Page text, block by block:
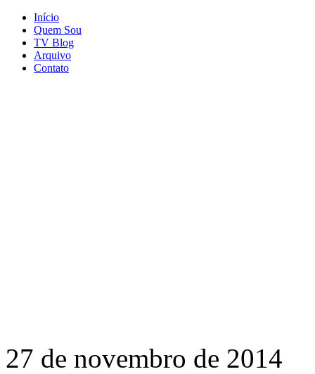
Início
Quem Sou
TV Blog
Arquivo
Contato
27 de novembro de 2014